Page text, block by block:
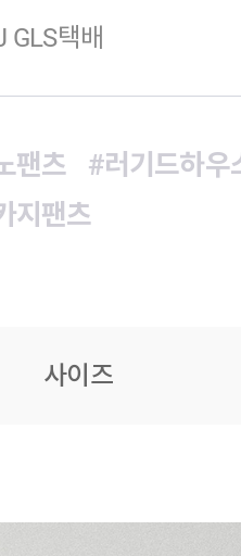
GLS택배
팬츠
#러기드하우
지팬츠
사이즈